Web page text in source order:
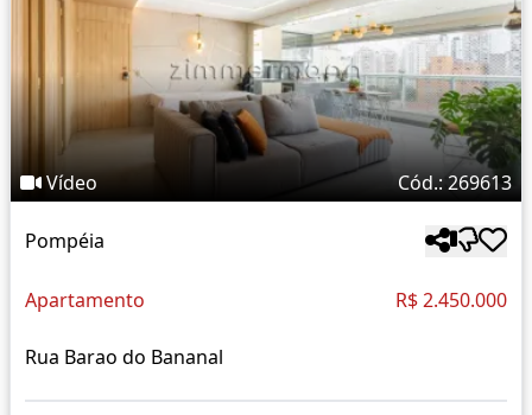
Vídeo Cód.: 269613
Pompéia
Apartamento R$ 2.450.000
Rua Barao do Bananal